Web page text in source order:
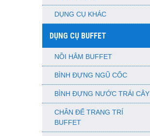
DỤNG CỤ KHÁC
DỤNG CỤ BUFFET
NỒI HÂM BUFFET
BÌNH ĐỰNG NGŨ CỐC
BÌNH ĐỰNG NƯỚC TRÁI CÂY
CHÂN ĐẾ TRANG TRÍ
BUFFET